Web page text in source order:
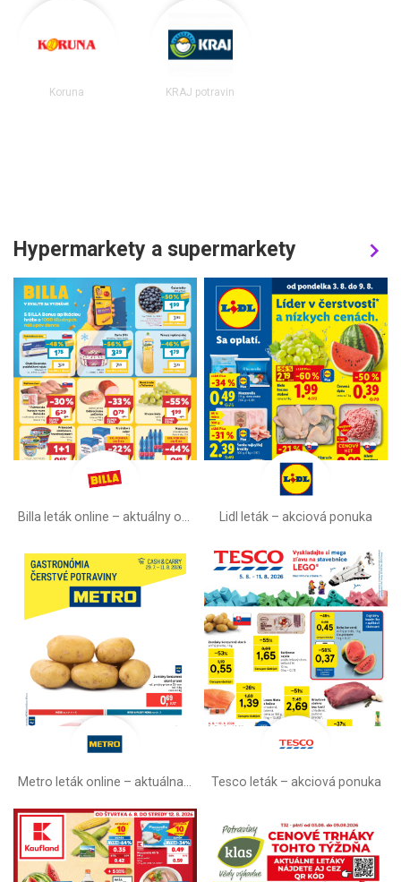
Koruna KRAJ potravín
Hypermarkety a supermarkety
Lidl leták –⁠ akciová ponuka
Metro leták online –⁠ aktuálna ponuka Tesco leták – akciová ponuka